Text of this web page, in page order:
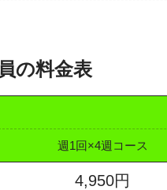
の料金表
週1回×4週コース
4,950円